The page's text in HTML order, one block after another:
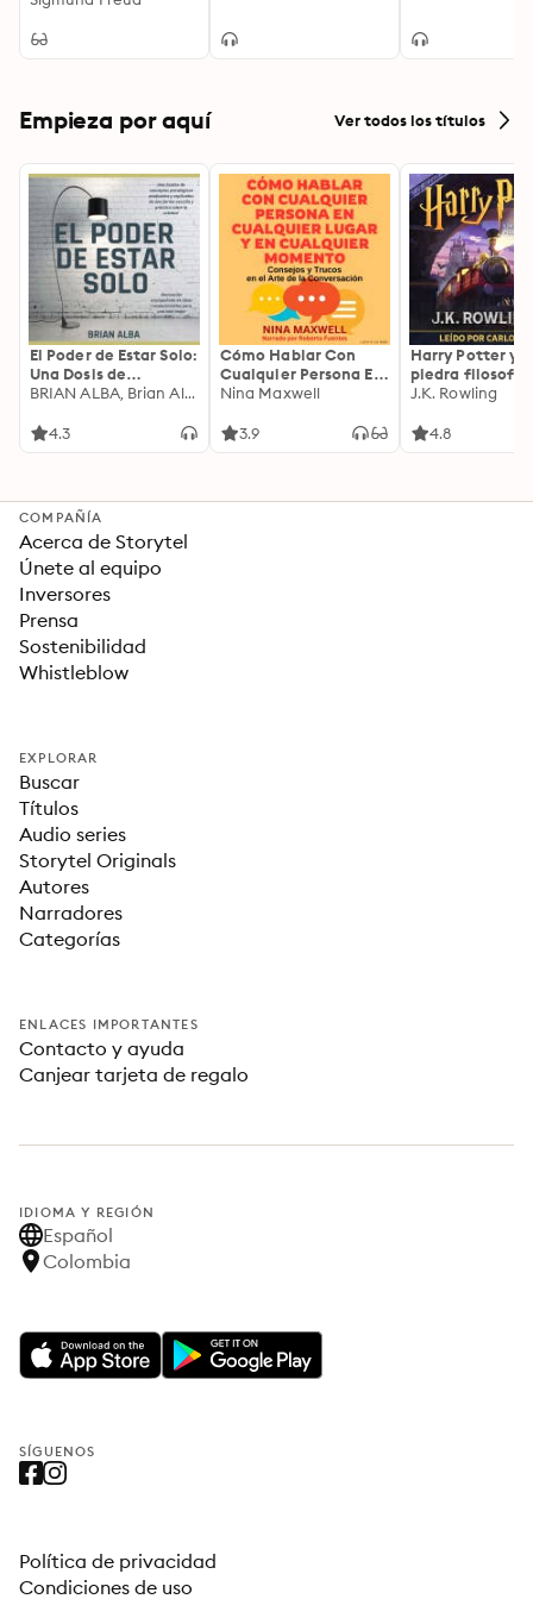
Empieza por aquí Ver todos los títulos
El Poder de Estar Solo:
Una Dosis de
Motivación
Ideas Revolucionarias
BRIAN ALBA, Brian Alba
4.3
Cómo Hablar Con
Cualquier Persona En
Cualquier Lugar Y En
Nina Maxwell
3.9
Harry Potter y
piedra filosofal
J.K. Rowling
4.8
COMPAÑÍA
Acerca de Storytel
Únete al equipo
Inversores
Prensa
Sostenibilidad
Whistleblow
EXPLORAR
Buscar
Títulos
Audio series
Storytel Originals
Autores
Narradores
Categorías
ENLACES IMPORTANTES
Contacto y ayuda
Canjear tarjeta de regalo
IDIOMA Y REGIÓN
Español
Colombia
SÍGUENOS
Política de privacidad
Condiciones de uso